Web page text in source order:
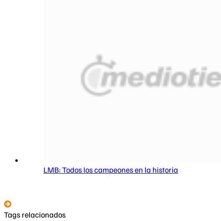
LMB: Todos los campeones en la historia
Tags relacionados